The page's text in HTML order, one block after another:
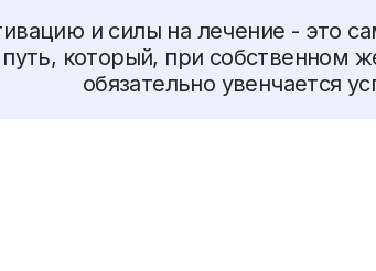
и силы на лечение - это
путь, который, при собственном
обязательно увенчается